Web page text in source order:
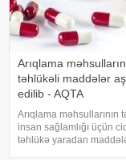
Arıqlama
təhlükəli maddələr
edilib - AQTA
Arıqlama məhsullarının
insan sağlamlığı üçün
təhlükə yaradan